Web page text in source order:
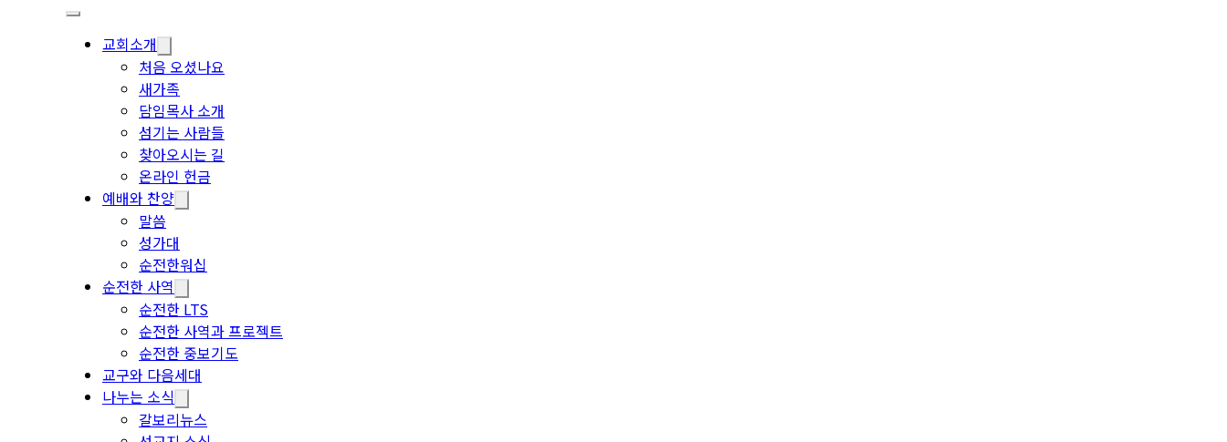
교회소개
처음 오셨나요
새가족
담임목사 소개
섬기는 사람들
찾아오시는 길
온라인 헌금
예배와 찬양
말씀
성가대
순전한워십
순전한 사역
순전한 LTS
순전한 사역과 프로젝트
순전한 중보기도
교구와 다음세대
나누는 소식
갈보리뉴스